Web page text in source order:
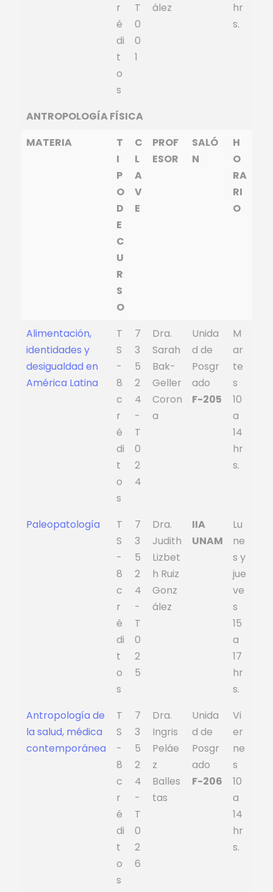
r
é
di
t
o
s
T
0
0
1
ález
hr
s.
ANTROPOLOGÍA FÍSICA
MATERIA
T
I
P
O
D
E
C
U
R
S
O
C
L
A
V
E
PROF
ESOR
SALÓ
N
H
O
RA
RI
O
Alimentación,
identidades y
desigualdad en
América Latina
T
S
-
8
c
r
é
di
t
o
s
7
3
5
2
4
-
T
0
2
4
Dra.
Sarah
Bak-
Geller
Coron
a
Unida
d de
Posgr
ado
F-205
M
ar
te
s
10
a
14
hr
s.
Paleopatología
T
S
-
8
c
r
é
di
t
o
s
7
3
5
2
4
-
T
0
2
5
Dra.
Judith
Lizbet
h Ruiz
Gonz
ález
IIA
UNAM
Lu
ne
s y
jue
ve
s
15
a
17
hr
s.
Antropología de
la salud, médica
contemporánea
T
S
-
8
c
r
é
di
t
o
s
7
3
5
2
4
-
T
0
2
6
Dra.
Ingris
Peláe
z
Balles
tas
Unida
d de
Posgr
ado
F-206
Vi
er
ne
s
10
a
14
hr
s.